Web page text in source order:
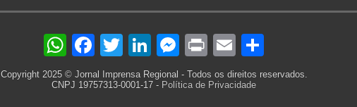
WhatsApp
Facebook
TwitterLinkedIn
Messenger
PrintEmail
Copyright 2025 © Jornal Imprensa Regional - Todos os direitos reservados.
CNPJ 19757313-0001-17 - Política de Privacidade